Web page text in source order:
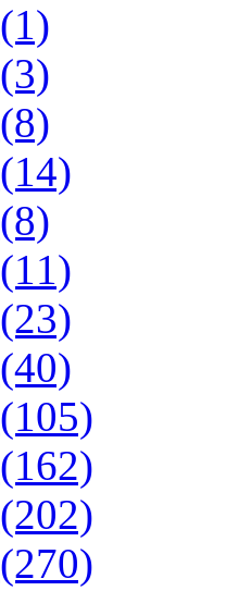
(1)
(3)
(8)
(14)
(8)
(11)
(23)
(40)
(105)
(162)
(202)
(270)